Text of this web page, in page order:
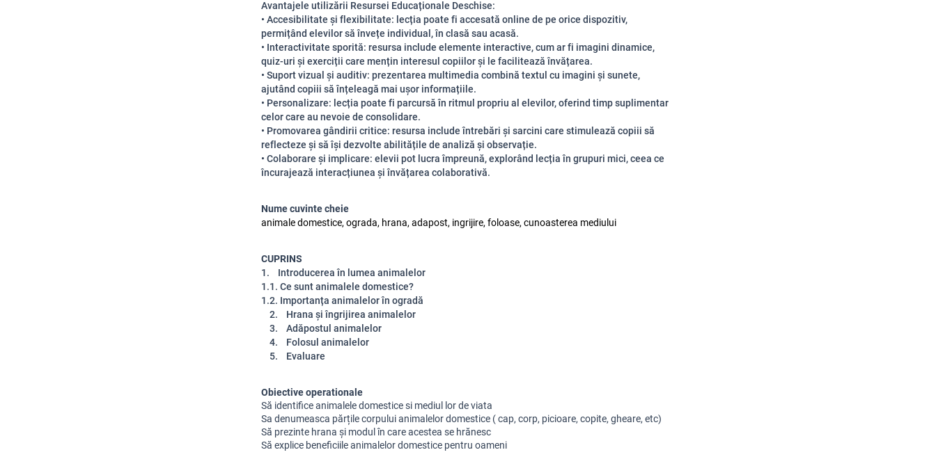
Avantajele utilizării Resursei Educaționale Deschise:
• Accesibilitate și flexibilitate: lecția poate fi accesată online de pe orice dispozitiv,
permițând elevilor să învețe individual, în clasă sau acasă.
• Interactivitate sporită: resursa include elemente interactive, cum ar fi imagini dinamice,
quiz-uri și exerciții care mențin interesul copiilor și le facilitează învățarea.
• Suport vizual și auditiv: prezentarea multimedia combină textul cu imagini și sunete,
ajutând copiii să înțeleagă mai ușor informațiile.
• Personalizare: lecția poate fi parcursă în ritmul propriu al elevilor, oferind timp suplimentar
celor care au nevoie de consolidare.
• Promovarea gândirii critice: resursa include întrebări și sarcini care stimulează copiii să
reflecteze și să își dezvolte abilitățile de analiză și observație.
• Colaborare și implicare: elevii pot lucra împreună, explorând lecția în grupuri mici, ceea ce
încurajează interacțiunea și învățarea colaborativă.
Nume cuvinte cheie
animale domestice, ograda, hrana, adapost, ingrijire, foloase, cunoasterea mediului
CUPRINS
1. Introducerea în lumea animalelor
1.1. Ce sunt animalele domestice?
1.2. Importanța animalelor în ogradă
2. Hrana și îngrijirea animalelor
3. Adăpostul animalelor
4. Folosul animalelor
5. Evaluare
Obiective operationale
Să identifice animalele domestice si mediul lor de viata
Sa denumeasca părțile corpului animalelor domestice ( cap, corp, picioare, copite, gheare, etc)
Să prezinte hrana și modul în care acestea se hrănesc
Să explice beneficiile animalelor domestice pentru oameni